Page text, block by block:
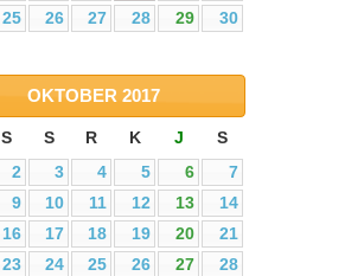
25 26 27 28 29 30
OKTOBER 2017
S S R K J
S
2 3 4 5 6
7
9 10 11 12 13
14
16 17 18 19 20
21
23 24 25 26 27
28